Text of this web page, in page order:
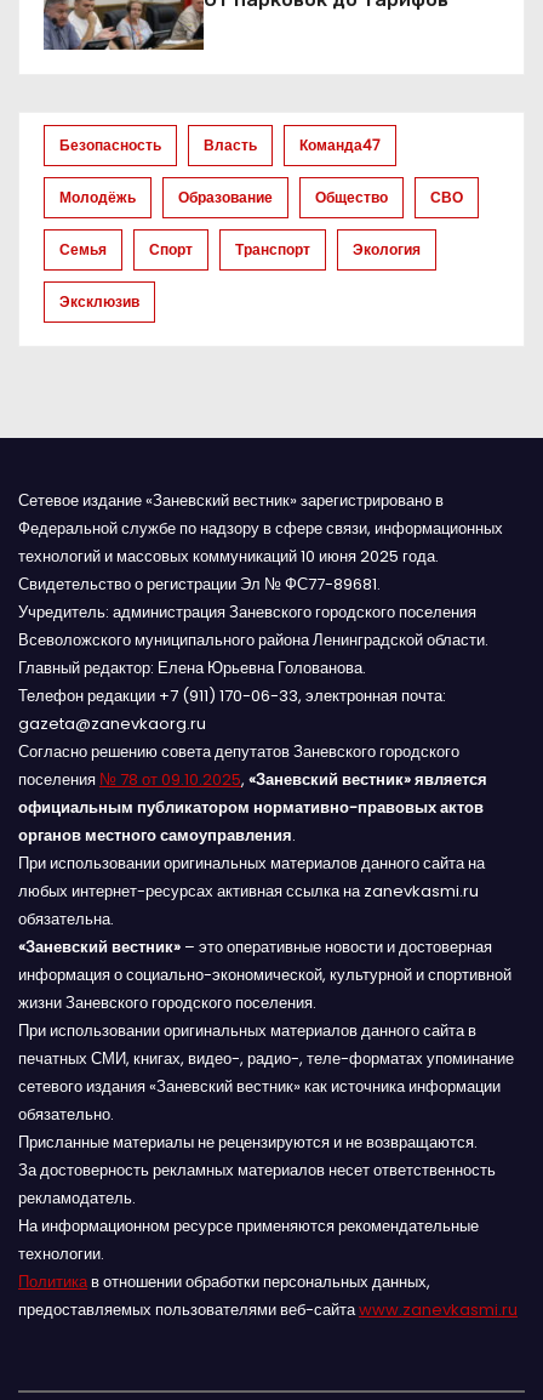
о
а
п
и
с
я
Безопасность Власть Команда47
Молодёжь Образование Общество СВО
Семья Спорт Транспорт Экология
Эксклюзив
Сетевое издание «Заневский вестник» зарегистрировано в
Федеральной службе по надзору в сфере связи, информационных
технологий и массовых коммуникаций 10 июня 2025 года.
Свидетельство о регистрации Эл № ФС77-89681.
Учредитель: администрация Заневского городского поселения
Всеволожского муниципального района Ленинградской области.
Главный редактор: Елена Юрьевна Голованова.
Телефон редакции +7 (911) 170-06-33, электронная почта:
gazeta@zanevkaorg.ru
Согласно решению совета депутатов Заневского городского
поселения № 78 от 09.10.2025, «Заневский вестник» является
официальным публикатором нормативно-правовых актов
органов местного самоуправления.
При использовании оригинальных материалов данного сайта на
любых интернет-ресурсах активная ссылка на zanevkasmi.ru
обязательна.
«Заневский вестник» – это оперативные новости и достоверная
информация о социально-экономической, культурной и спортивной
жизни Заневского городского поселения.
При использовании оригинальных материалов данного сайта в
печатных СМИ, книгах, видео-, радио-, теле-форматах упоминание
сетевого издания «Заневский вестник» как источника информации
обязательно.
Присланные материалы не рецензируются и не возвращаются.
За достоверность рекламных материалов несет ответственность
рекламодатель.
На информационном ресурсе применяются рекомендательные
технологии.
Политикав отношении обработки персональных данных,
предоставляемых пользователями веб-сайтаwww.zanevkasmi.ru